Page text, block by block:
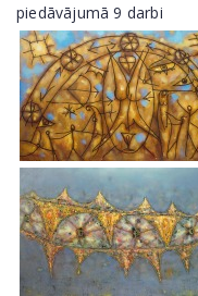
piedāvājumā 9 darbi